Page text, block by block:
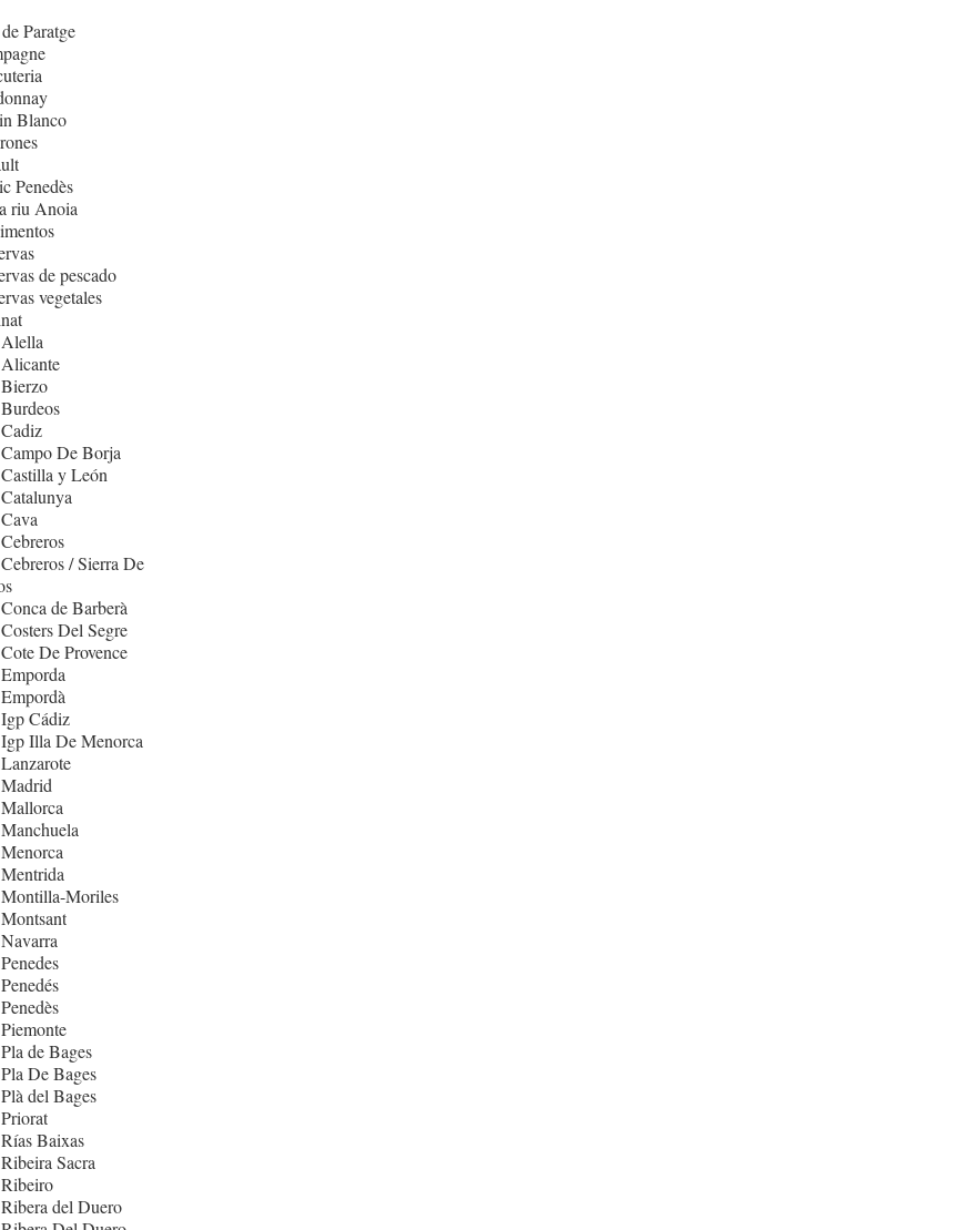
Paratge
Blanco
Penedès
riu Anoia
de pescado
vegetales
De Borja
y León
/ Sierra De
de Barberà
Del Segre
De Provence
Cádiz
Illa De Menorca
Moriles
de Bages
De Bages
del Bages
Baixas
Sacra
del Duero